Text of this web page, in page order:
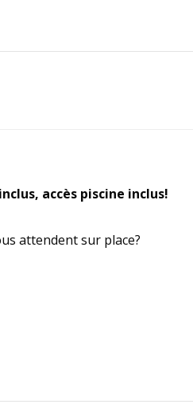
accès piscine inclus!
attendent sur place?